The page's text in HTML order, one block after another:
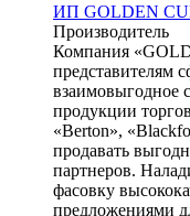
ИП GOLDEN
Производитель
Компания
представителям
взаимовыгодное
продукции
«Berton»,
продавать
партнеров.
фасовку
предложениями